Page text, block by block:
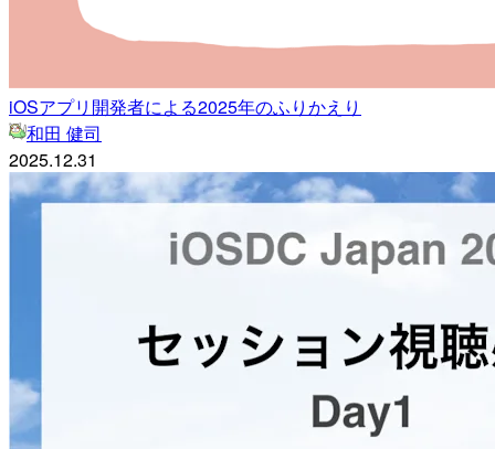
iOSアプリ開発者による2025年のふりかえり
和田 健司
2025.12.31